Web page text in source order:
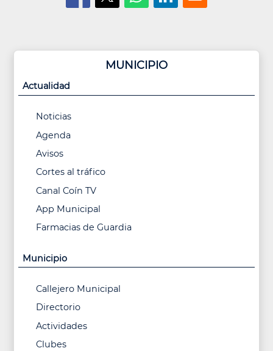
MUNICIPIO
Actualidad
Noticias
Agenda
Avisos
Cortes al tráfico
Canal Coín TV
App Municipal
Farmacias de Guardia
Municipio
Callejero Municipal
Directorio
Actividades
Clubes